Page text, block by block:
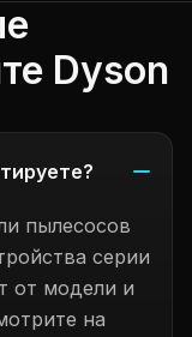
Dyson
пылесосов
серии
от модели и
на